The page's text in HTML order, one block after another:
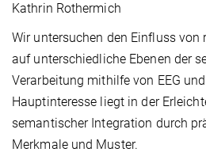
Kathrin Rothermich
Wir untersuchen den Einfluss
auf unterschiedliche Ebenen der
Verarbeitung mithilfe von EEG
Hauptinteresse liegt in der
semantischer Integration durch
Merkmale und Muster.